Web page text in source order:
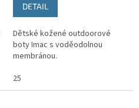
DETAIL
Dětské kožené outdoorové
boty Imac s voděodolnou
membránou.
25